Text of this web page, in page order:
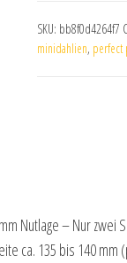
SKU: bb8f0d4264f7
minidahlien, perfect
Nutlage – Nur zwei
ca. 135 bis 140